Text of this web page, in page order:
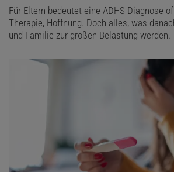
Für Eltern bedeutet eine ADHS-Diagnose
Therapie, Hoffnung. Doch alles, was
und Familie zur großen Belastung werden.